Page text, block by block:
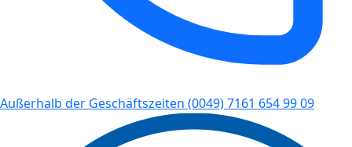
Außerhalb der Geschäftszeiten (0049) 7161 654 99 09